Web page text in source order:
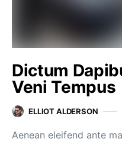
Dictum
Veni Tempus
ELLIOT ALDERSON
Aenean eleifend ante